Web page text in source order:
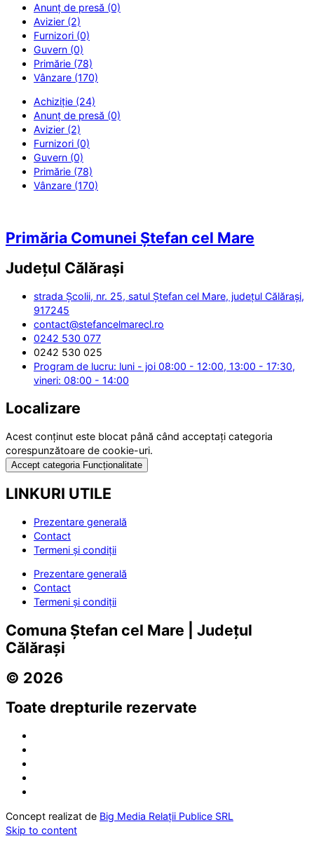
Anunț de presă (0)
Avizier (2)
Furnizori (0)
Guvern (0)
Primărie (78)
Vânzare (170)
Achiziție (24)
Anunț de presă (0)
Avizier (2)
Furnizori (0)
Guvern (0)
Primărie (78)
Vânzare (170)
Primăria Comunei Ștefan cel Mare
Județul Călărași
strada Școlii, nr. 25, satul Ștefan cel Mare, județul Călărași,
917245
contact@stefancelmarecl.ro
0242 530 077
0242 530 025
Program de lucru: luni - joi 08:00 - 12:00, 13:00 - 17:30,
vineri: 08:00 - 14:00
Localizare
Acest conținut este blocat până când acceptați categoria
corespunzătoare de cookie-uri.
Accept categoria Funcționalitate
LINKURI UTILE
Prezentare generală
Contact
Termeni și condiții
Prezentare generală
Contact
Termeni și condiții
Comuna Ștefan cel Mare | Județul
Călărași
© 2026
Toate drepturile rezervate
Concept realizat de Big Media Relații Publice SRL
Skip to content